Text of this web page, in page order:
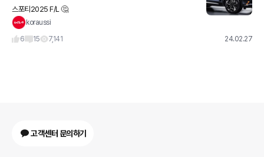
스포티2025 F/L 🤔
koraussi
6
15 7,141 24.02.27
고객센터 문의하기